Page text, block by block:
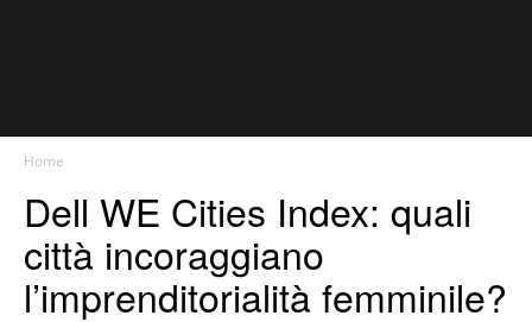
Home
Dell WE Cities Index: quali
città incoraggiano
l’imprenditorialità femminile?